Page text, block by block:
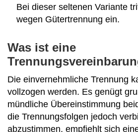
Bei dieser seltenen Variante
wegen Gütertrennung ein.
Was ist eine
Die einvernehmliche Trennung
vollzogen werden. Es genügt
mündliche Übereinstimmung
die Trennungsfolgen jedoch
abzustimmen, empfiehlt sich